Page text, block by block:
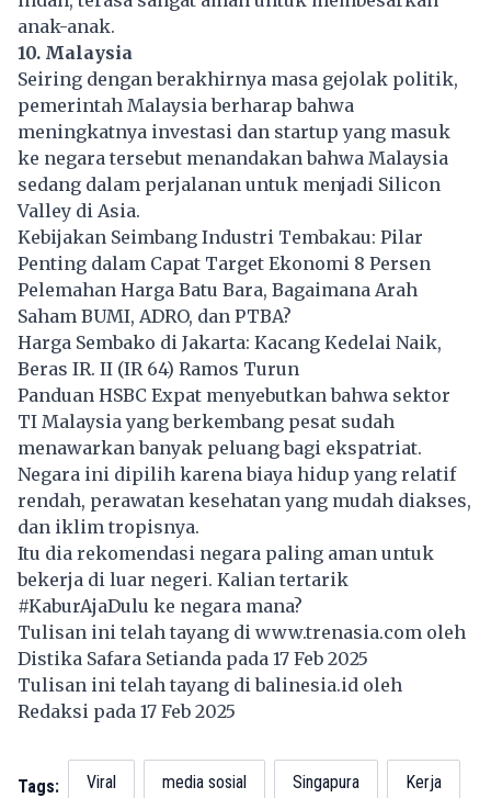
anak-anak.
10. Malaysia
Seiring dengan berakhirnya masa gejolak politik,
pemerintah Malaysia berharap bahwa
meningkatnya investasi dan startup yang masuk
ke negara tersebut menandakan bahwa Malaysia
sedang dalam perjalanan untuk menjadi Silicon
Valley di Asia.
Kebijakan Seimbang Industri Tembakau: Pilar
Penting dalam Capat Target Ekonomi 8 Persen
Pelemahan Harga Batu Bara, Bagaimana Arah
Saham BUMI, ADRO, dan PTBA?
Harga Sembako di Jakarta: Kacang Kedelai Naik,
Beras IR. II (IR 64) Ramos Turun
Panduan HSBC Expat menyebutkan bahwa sektor
TI Malaysia yang berkembang pesat sudah
menawarkan banyak peluang bagi ekspatriat.
Negara ini dipilih karena biaya hidup yang relatif
rendah, perawatan kesehatan yang mudah diakses,
dan iklim tropisnya.
Itu dia rekomendasi negara paling aman untuk
bekerja di luar negeri. Kalian tertarik
#KaburAjaDulu ke negara mana?
Tulisan ini telah tayang di www.trenasia.com oleh
Distika Safara Setianda pada 17 Feb 2025
Tulisan ini telah tayang dibalinesia.id oleh
Redaksi pada 17 Feb 2025
Tags: Viral media sosial Singapura Kerja